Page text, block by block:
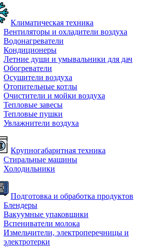
Климатическая техника
Вентиляторы и охладители воздуха
Водонагреватели
Кондиционеры
Летние души и умывальники для дач
Обогреватели
Осушители воздуха
Отопительные котлы
Очистители и мойки воздуха
Тепловые завесы
Тепловые пушки
Увлажнители воздуха
Крупногабаритная техника
Стиральные машины
Холодильники
Подготовка и обработка продуктов
Блендеры
Вакуумные упаковщики
Вспениватели молока
Измельчители, электроперечницы и
электротерки